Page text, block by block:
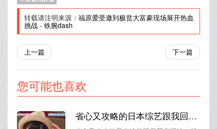
转载请注明来源： 福原爱受邀到极贫大富豪现场展开热血
挑战 - 铁腕dash
上一篇 下一篇
您可能也喜欢
省心又攻略的日本综艺跟我回家玩法，让你在家也能感受日本的文化魅力